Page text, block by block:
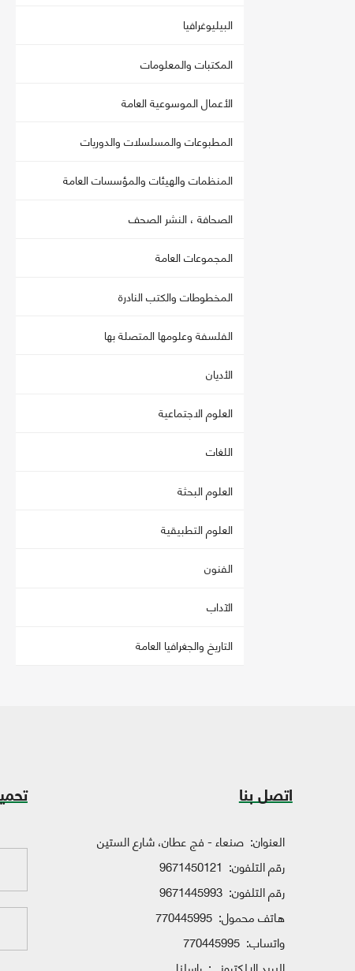
البيليوغرافيا
المكتبات والمعلومات
الأعمال الموسوعية العامة
المطبوعات والمسلسلات والدوريات
المنظمات والهيئات والمؤسسات العامة
الصحافة ، النشر الصحف
المجموعات العامة
المخطوطات والكتب النادرة
الفلسفة وعلومها المتصلة بها
الأديان
العلوم الاجتماعية
اللغات
العلوم البحثة
العلوم التطبيقية
الفنون
الآداب
التاريخ والجغرافيا العامة
اتصل بنا
العنوان: صنعاء - فج عطان، شارع الستين
رقم التلفون: 9671450121
رقم التلفون: 9671445993
هاتف محمول: 770445995
واتساب: 770445995